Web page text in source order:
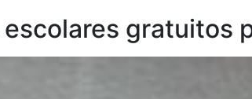
escolares gratuitos